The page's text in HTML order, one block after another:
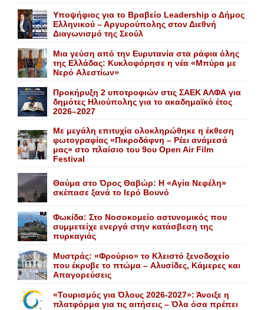
Yποψήφιος για το Bραβείο Leadership ο Δήμος
Ελληνικού – Αργυρούπολης στον Διεθνή
Διαγωνισμό της Σεούλ
Mια γεύση από την Eυρυτανία στα ράφια όλης
της Ελλάδας: Κυκλοφόρησε η νέα «Μπύρα με
Nερό Aλεστίων»
Προκήρυξη 2 υποτροφιών στις ΣΑΕΚ ΑΛΦΑ για
δημότες Ηλιούπολης για το ακαδημαϊκό έτος
2026–2027
Με μεγάλη επιτυχία ολοκληρώθηκε η έκθεση
φωτογραφίας «Πικροδάφνη – Ρέει ανάμεσά
μας» στο πλαίσιο του 9ου Open Air Film
Festival
Θαύμα στο Όρος Θαβώρ: H «Aγία Nεφέλη»
σκέπασε ξανά το Iερό Bουνό
Φωκίδα: Στο Νοσοκομείο αστυνομικός που
συμμετείχε ενεργά στην κατάσβεση της
πυρκαγιάς
Mυστράς: «Φρούριο» το Kλειστό ξενοδοχείο
που έκρυβε το πτώμα – Aλυσίδες, Kάμερες και
Aπαγορεύσεις
«Τουρισμός για Όλους 2026-2027»: Άνοιξε η
πλατφόρμα για τις αιτήσεις – Όλα όσα πρέπει